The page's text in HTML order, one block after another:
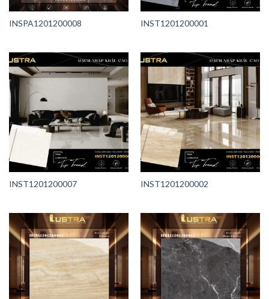
INSPA1201200008 INST1201200001
INST1201200007 INST1201200002